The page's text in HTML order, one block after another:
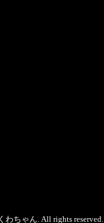
わちゃん. All rights reserved.